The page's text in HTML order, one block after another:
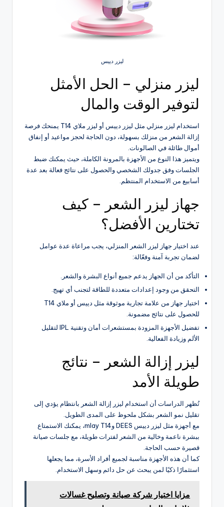
ليزر دييس
ليزر منزلي – الحل الأمثل
لتوفير الوقت والمال
استخدام ليزر منزلي مثل ليزر دييس أو ليزر ملاي T14 يمنحك فرصة
إزالة الشعر من منزلك بسهولة، دون الحاجة لحجز مواعيد أو إنفاق
أموال طائلة في الصالونات.
ويتميز هذا النوع من الأجهزة بالمرونة الكاملة، حيث يمكنك ضبط
الجلسات وفق جدولك الشخصي والحصول على نتائج فعالة بعد عدة
أسابيع من الاستخدام المنتظم.
جهاز ليزر الشعر – كيف
تختارين الأفضل؟
عند اختيار جهاز ليزر الشعر المنزلي، يجب مراعاة عدة عوامل
لضمان تجربة آمنة وفعّالة:
التأكد من أن الجهاز يدعم جميع أنواع البشرة والشعر.
التحقق من وجود إعدادات متعددة للطاقة لتجنب أي تهيج.
اختيار جهاز من علامة تجارية موثوقة مثل دييس أو ملاي T14
للحصول على نتائج مضمونة.
تفضيل الأجهزة المزودة بمستشعرات أمان وتقنية IPL لتقليل
الألم وزيادة الفعالية.
ليزر إزالة الشعر – نتائج
طويلة الأمد
تُظهر الدراسات أن استخدام ليزر إزالة الشعر بانتظام يؤدي إلى
تقليل نمو الشعر بشكل ملحوظ على المدى الطويل.
مع أجهزة مثل ليزر دييس DEES وmlay T14، يمكنك الاستمتاع
ببشرة ناعمة وخالية من الشعر لفترات طويلة، مع جلسات صيانة
قصيرة حسب الحاجة.
كما أن هذه الأجهزة مناسبة لجميع أفراد الأسرة، مما يجعلها
استثمارًا ذكيًا لمن يبحث عن حل دائم وسهل الاستخدام.
مزايا اختيار شركة صيانة وتصليح غسالات